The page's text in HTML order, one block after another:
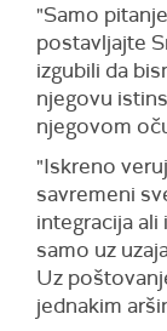
"Samo
postavljajte
izgubili da
njegovu
njegovom
"Iskreno
savremeni
integracija ali
samo uz
Uz
jednakim